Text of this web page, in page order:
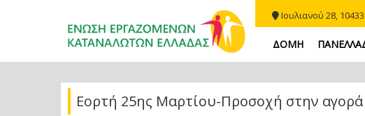
Ιουλιανού 28,
ΔΟΜΗ
Εορτή 25ης Μαρτίου-Προσοχή στην